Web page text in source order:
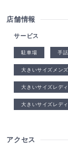
店舗情報
サービス
駐車場 手話
大きいサイズメン
大きいサイズレデ
大きいサイズレデ
アクセス